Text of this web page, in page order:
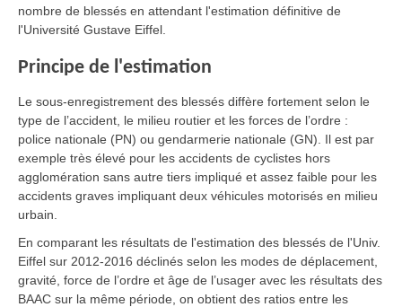
nombre de blessés en attendant l'estimation définitive de
l'Université Gustave Eiffel.
Principe de l'estimation
Le sous-enregistrement des blessés diffère fortement selon le
type de l’accident, le milieu routier et les forces de l’ordre :
police nationale (PN) ou gendarmerie nationale (GN). Il est par
exemple très élevé pour les accidents de cyclistes hors
agglomération sans autre tiers impliqué et assez faible pour les
accidents graves impliquant deux véhicules motorisés en milieu
urbain.
En comparant les résultats de l'estimation des blessés de l'Univ.
Eiffel sur 2012-2016 déclinés selon les modes de déplacement,
gravité, force de l’ordre et âge de l’usager avec les résultats des
BAAC sur la même période, on obtient des ratios entre les